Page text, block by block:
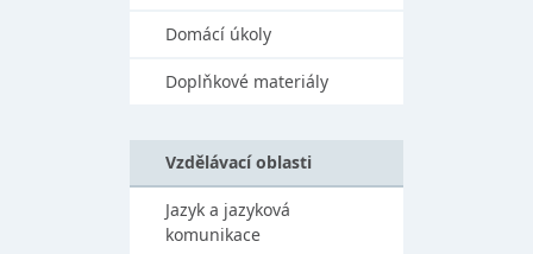
Domácí úkoly
Doplňkové materiály
Vzdělávací oblasti
Jazyk a jazyková
komunikace